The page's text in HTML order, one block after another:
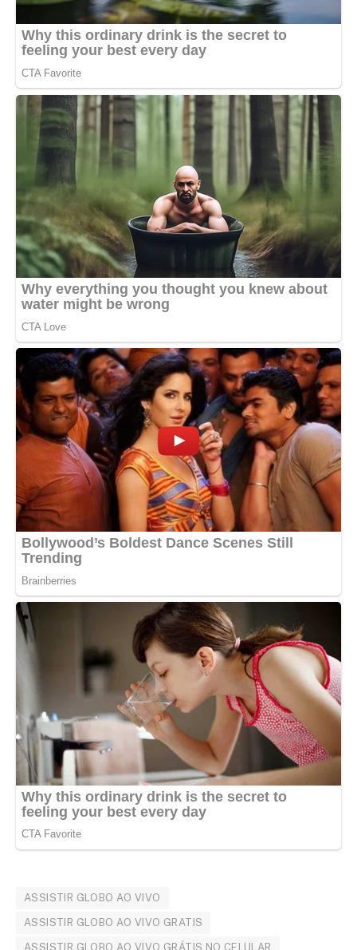
ASSISTIR GLOBO AO VIVO
ASSISTIR GLOBO AO VIVO GRATIS
ASSISTIR GLOBO AO VIVO GRÁTIS NO CELULAR